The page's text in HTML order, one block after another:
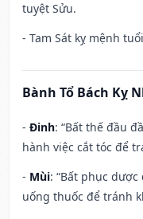
tuyệt Sửu.
- Tam Sát kỵ mệnh
Bành Tổ Bách Kỵ
- Đinh: “Bất thế đầu
hành việc cắt tóc để
- Mùi: “Bất phục
uống thuốc để tránh